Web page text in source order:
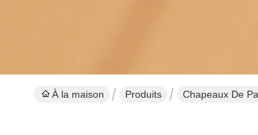
À la maison Produits Chapeaux De